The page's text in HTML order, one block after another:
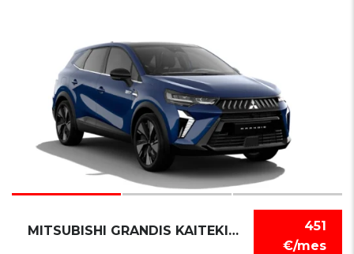
451
€/mes
MITSUBISHI GRANDIS KAITEKI PLUS 180 HEV